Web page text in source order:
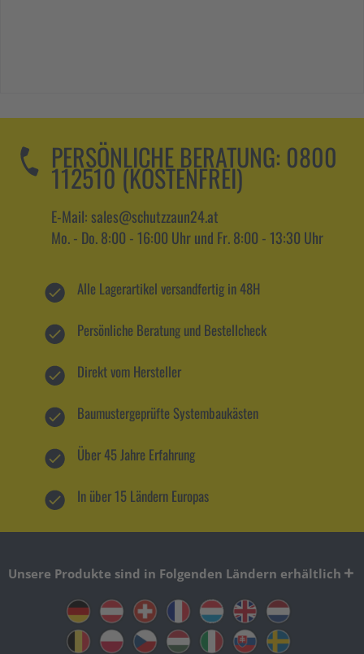
PERSÖNLICHE BERATUNG: 0800
112510 (KOSTENFREI)
E-Mail: sales@schutzzaun24.at
Mo. - Do. 8:00 - 16:00 Uhr und Fr. 8:00 - 13:30 Uhr
Alle Lagerartikel versandfertig in 48H
Persönliche Beratung und Bestellcheck
Direkt vom Hersteller
Baumustergeprüfte Systembaukästen
Über 45 Jahre Erfahrung
In über 15 Ländern Europas
Unsere Produkte sind in Folgenden Ländern erhältlich